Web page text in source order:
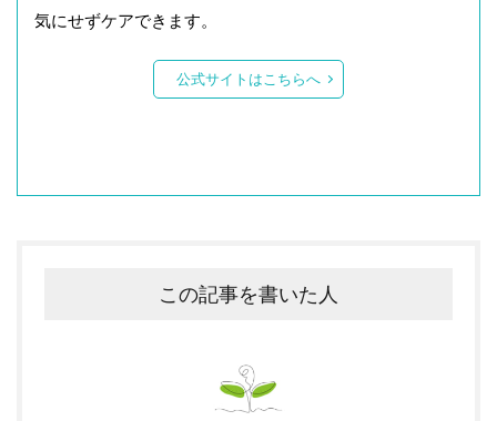
気にせずケアできます。
公式サイトはこちらへ
この記事を書いた人